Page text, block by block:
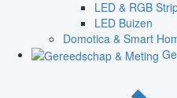
LED & RGB
LED Buizen
Domotica & Smart